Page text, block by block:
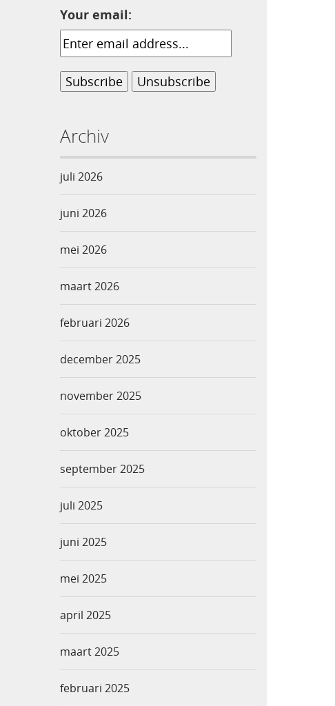
Your email:
Archiv
juli 2026
juni 2026
mei 2026
maart 2026
februari 2026
december 2025
november 2025
oktober 2025
september 2025
juli 2025
juni 2025
mei 2025
april 2025
maart 2025
februari 2025